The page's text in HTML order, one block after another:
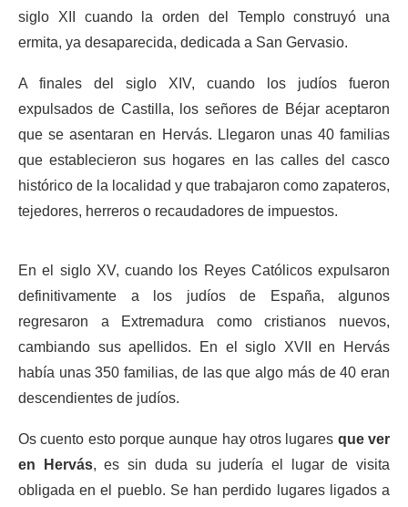
siglo XII cuando la orden del Templo construyó una
ermita, ya desaparecida, dedicada a San Gervasio.
A finales del siglo XIV, cuando los judíos fueron
expulsados de Castilla, los señores de Béjar aceptaron
que se asentaran en Hervás. Llegaron unas 40 familias
que establecieron sus hogares en las calles del casco
histórico de la localidad y que trabajaron como zapateros,
tejedores, herreros o recaudadores de impuestos.
En el siglo XV, cuando los Reyes Católicos expulsaron
definitivamente a los judíos de España, algunos
regresaron a Extremadura como cristianos nuevos,
cambiando sus apellidos. En el siglo XVII en Hervás
había unas 350 familias, de las que algo más de 40 eran
descendientes de judíos.
Os cuento esto porque aunque hay otros lugares que ver
en Hervás, es sin duda su judería el lugar de visita
obligada en el pueblo. Se han perdido lugares ligados a